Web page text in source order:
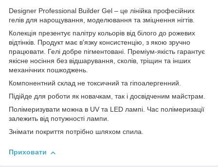
Designer Professional Builder Gel – це лінійка професійних
гелів для нарощування, моделювання та зміцнення нігтів.
Колекція презентує палітру кольорів від білого до рожевих
відтінків. Продукт має в'язку консистенцію, з якою зручно
працювати. Гелі добре пігментовані. Преміум-якість гарантує
якісне носіння без відшарування, сколів, тріщин та інших
механічних пошкоджень.
Компонентний склад не токсичний та гіпоалергенний.
Підійде для роботи як новачкам, так і досвідченим майстрам.
Полімеризувати можна в UV та LED лампі. Час полімеризації
залежить від потужності лампи.
Знімати покриття потрібно шляхом спила.
Приховати